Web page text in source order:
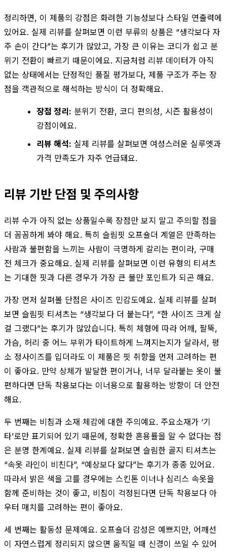
정리하면, 이 제품의 강점은 화려한 기능성보다 스타일 연출력에
있어요. 실제 리뷰를 살펴보면 이런 부류의 상품은 “생각보다 자
주 손이 간다”는 후기가 많았고, 가장 큰 이유는 코디가 쉽고 분
위기 전환이 빠르기 때문이에요. 지금처럼 리뷰 데이터가 아직
없는 상태에서는 단정적인 품질 평가보다, 제품 구조가 주는 장
점을 객관적으로 해석하는 방식이 더 정확해요.
장점 정리: 분위기 전환, 코디 편의성, 시즌 활용성이
강점이에요.
리뷰 해석: 실제 리뷰를 살펴보면 여성스러운 실루엣과
가격 만족도가 자주 언급돼요.
리뷰 기반 단점 및 주의사항
리뷰 수가 아직 없는 상품일수록 장점만 보지 말고 주의할 점을
더 꼼꼼하게 봐야 해요. 특히 슬림핏 오프숄더 계열은 만족하는
사람과 불편함을 느끼는 사람이 극명하게 갈리는 편이라, 구매
전 체크가 중요해요. 실제 리뷰를 살펴보면 이런 유형의 티셔츠
는 기대한 핏과 다른 경우가 가장 큰 불만 포인트가 되곤 해요.
가장 먼저 살펴볼 단점은 사이즈 민감도예요. 실제 리뷰를 살펴
보면 슬림핏 티셔츠는 “생각보다 더 붙는다”, “한 사이즈 크게 살
걸 그랬다”는 후기가 많았습니다. 특히 체형에 따라 어깨, 팔뚝,
가슴, 허리 중 어느 부위가 타이트하게 느껴지는지가 달라서, 평
소 정사이즈를 입더라도 이 제품은 핏 취향을 먼저 고려하는 편
이 좋아요. 만약 상체가 발달한 편이거나, 너무 달라붙는 옷이 불
편하다면 단독 착용보다는 이너용으로 활용하는 방향이 더 안전
해요.
두 번째는 비침과 소재 체감에 대한 주의예요. 주요소재가 ‘기
타’로만 표기되어 있기 때문에, 정확한 혼용률을 알 수 없다는 점
은 분명 한계예요. 실제 리뷰를 살펴보면 슬림한 골지 티셔츠는
“속옷 라인이 비친다”, “예상보다 얇다”는 후기가 종종 있어요.
따라서 밝은 색을 고를 경우에는 스킨톤 이너나 심리스 속옷을
함께 준비하는 것이 좋고, 비침이 걱정된다면 단독 착용보다 아
우터 매치를 고려하는 편이 좋아요.
세 번째는 활동성 문제예요. 오프숄더 감성은 예쁘지만, 어깨선
이 자연스럽게 정리되지 않으면 움직일 때 신경이 쓰일 수 있어